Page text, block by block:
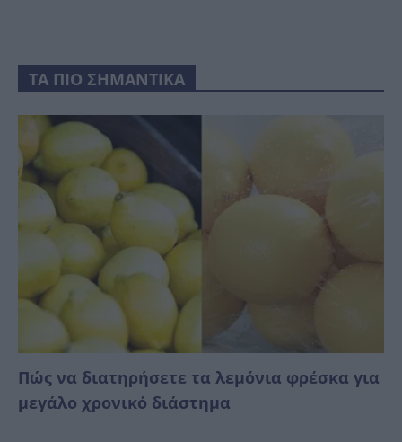
ΤΑ ΠΙΟ ΣΗΜΑΝΤΙΚΑ
Πώς να διατηρήσετε τα λεμόνια φρέσκα για
μεγάλο χρονικό διάστημα